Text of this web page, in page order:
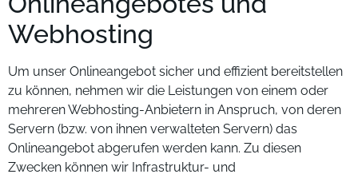
Webhosting
Um unser Onlineangebot sicher und effizient bereitstellen
zu können, nehmen wir die Leistungen von einem oder
mehreren Webhosting-Anbietern in Anspruch, von deren
Servern (bzw. von ihnen verwalteten Servern) das
Onlineangebot abgerufen werden kann. Zu diesen
Zwecken können wir Infrastruktur- und